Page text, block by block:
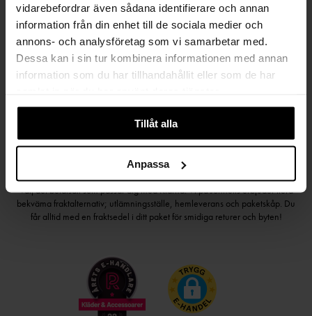
vidarebefordrar även sådana identifierare och annan
information från din enhet till de sociala medier och
annons- och analysföretag som vi samarbetar med.
Dessa kan i sin tur kombinera informationen med annan
information som du har tillhandahållit eller som de har
Tillåt alla
Anpassa
Håll dig uppdaterad
PRENUMERERA PÅ VÅRT NYHETSBREV
Kvinna Man
PRENUMERERA
HANDLA TRYGGT OCH SMIDIGT
Välj det betalsätt som passar dig med Klarna. Vi på Johnells erbjuder flera
bekväma fraktalternativ; utlämningsställe, hemleverans och paketskåp. Du
får alltid med en fraktsedel i ditt paket för smidiga returer och byten!